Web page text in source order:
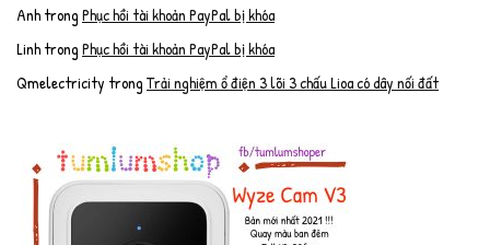
AnhtrongPhục hồi tài khoản PayPal bị khóa
LinhtrongPhục hồi tài khoản PayPal bị khóa
Qmelectricity trongTrải nghiệm ổ điện 3 lõi 3 chấu Lioa có dây nối đất